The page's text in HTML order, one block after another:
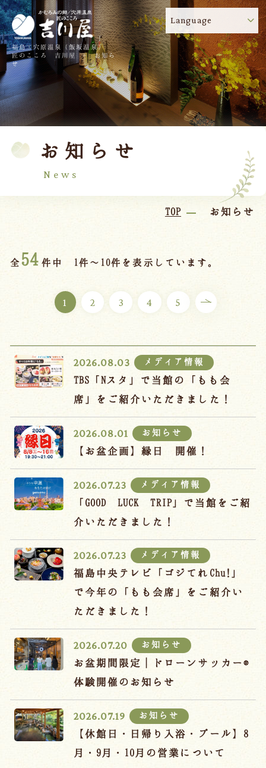
福島・穴原温泉（飯坂温泉）
匠のこころ 吉川屋 - お知ら
せ
Language
お知らせ
News
TOP お知らせ
全54 件中 1件～10件を表示しています。
1 2 3 4 5
2026.08.03 メディア情報
TBS「Nスタ」で当館の「もも会
席」をご紹介いただきました！
2026.08.01 お知らせ
【お盆企画】縁日 開催！
2026.07.23 メディア情報
「GOOD LUCK TRIP」で当館をご紹
介いただきました！
2026.07.23 メディア情報
福島中央テレビ「ゴジてれChu!」
で今年の「もも会席」をご紹介い
ただきました！
2026.07.20 お知らせ
お盆期間限定｜ドローンサッカー®
体験開催のお知らせ
2026.07.19 お知らせ
【休館日・日帰り入浴・プール】8
月・9月・10月の営業について
! 吉川屋のコロナウイルス感染症対策について
TOP 吉川屋について
温泉 客室
料理
館内
ご宿泊プラン
お部屋からプランを選ぶ
空室カレンダーから選ぶ
会議・団体 吉川屋で過ごす特別な日
お知らせ よくあるご質問
予約確認・変更・キャンセル
キャンセルポリシー
宿泊約款
オンラインショップ
吉川屋×温泉むすめ
Follow us
Tel.024-542-2226/ 9:00~18:00
Language